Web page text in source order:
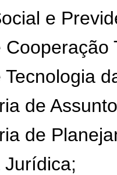
e
de
de